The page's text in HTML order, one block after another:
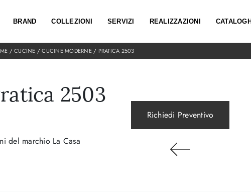
BRAND COLLEZIONI SERVIZI REALIZZAZIONI CATALOGHI
/CUCINE /CUCINE MODERNE / PRATICA 2503
2503
del marchio La Casa
Richiedi Preventivo